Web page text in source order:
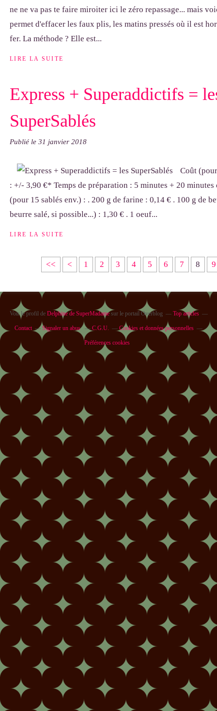
ne ne va pas te faire miroiter ici le zéro repassage... mais
permet d'effacer les faux plis, les matins pressés où il est
fer. La méthode ? Elle est...
LIRE LA SUITE
Express + Superaddictifs =
SuperSablés
Publié le 31 janvier 2018
Coût
: +/- 3,90 €* Temps de préparation : 5 minutes + 20
(pour 15 sablés env.) : . 200 g de farine : 0,14 € . 100 g de
beurre salé, si possible...) : 1,30 € . 1 oeuf...
LIRE LA SUITE
<< < 1 2 3 4 5 6 7 8 9
Voir le profil de Delphine de SuperMadamesur le portail Overblog Top articles
Contact Signaler un abus C.G.U. Cookies et données personnelles
Préférences cookies